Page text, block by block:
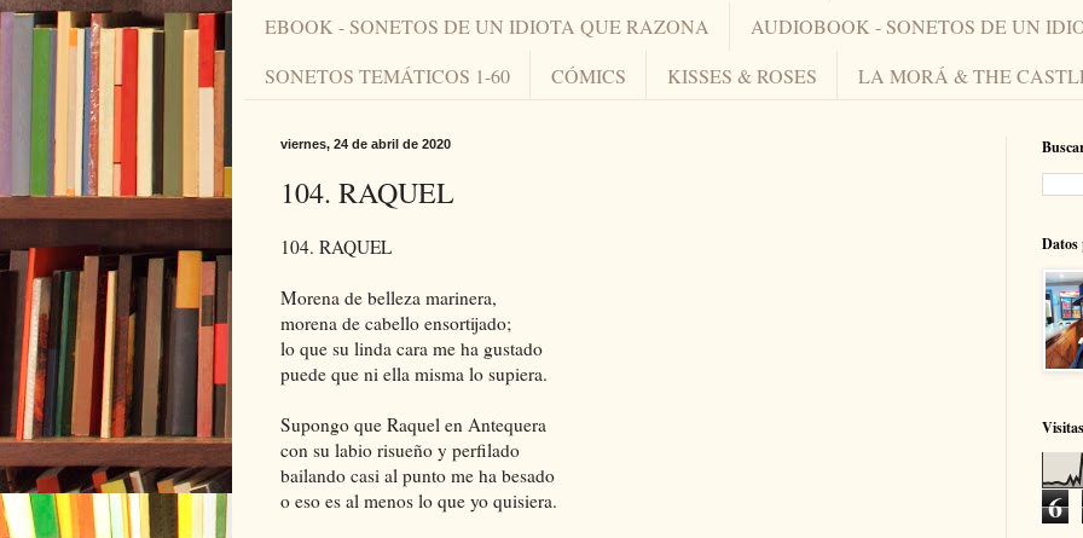
EBOOK - SONETOS DE UN IDIOTA QUE RAZONA
AUDIOBOOK - SONETOS DE UN
SONETOS TEMÁTICOS 1-60
CÓMICS KISSES & ROSES LA MORÁ & THE
viernes, 24 de abril de 2020
104. RAQUEL
104. RAQUEL
Morena de belleza marinera,
morena de cabello ensortijado;
lo que su linda cara me ha gustado
puede que ni ella misma lo supiera.
Supongo que Raquel en Antequera
con su labio risueño y perfilado
bailando casi al punto me ha besado
o eso es al menos lo que yo quisiera.
Datos
Visitas
6